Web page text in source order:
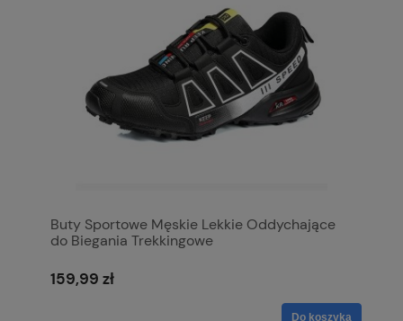
Buty Sportowe Męskie Lekkie Oddychające
do Biegania Trekkingowe
159,99 zł
Do koszyka